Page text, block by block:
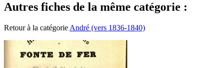
Autres fiches de la même catégorie :
Retour à la catégorie André (vers 1836-1840)